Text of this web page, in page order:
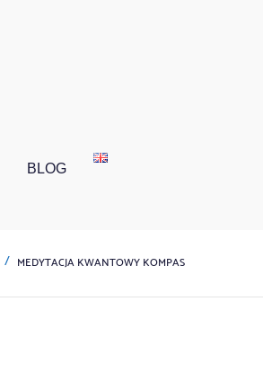
BLOG
MEDYTACJA KWANTOWY KOMPAS